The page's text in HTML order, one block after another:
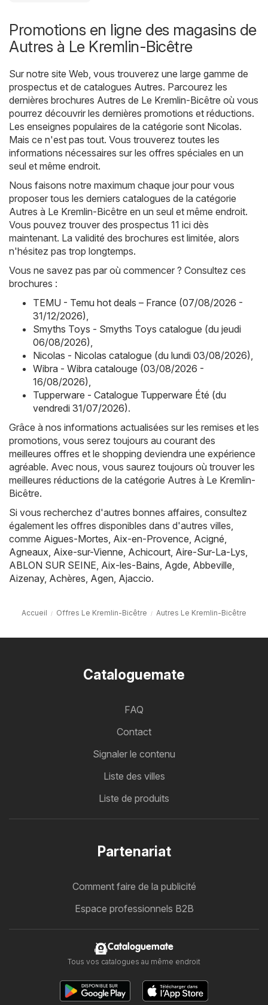
Promotions en ligne des magasins de
Autres à Le Kremlin-Bicêtre
Sur notre site Web, vous trouverez une large gamme de
prospectus et de catalogues Autres. Parcourez les
dernières brochures Autres de Le Kremlin-Bicêtre où vous
pourrez découvrir les dernières promotions et réductions.
Les enseignes populaires de la catégorie sont Nicolas.
Mais ce n'est pas tout. Vous trouverez toutes les
informations nécessaires sur les offres spéciales en un
seul et même endroit.
Nous faisons notre maximum chaque jour pour vous
proposer tous les derniers catalogues de la catégorie
Autres à Le Kremlin-Bicêtre en un seul et même endroit.
Vous pouvez trouver des prospectus 11 ici dès
maintenant. La validité des brochures est limitée, alors
n'hésitez pas trop longtemps.
Vous ne savez pas par où commencer ? Consultez ces
brochures :
TEMU - Temu hot deals – France (07/08/2026 -
31/12/2026),
Smyths Toys - Smyths Toys catalogue (du jeudi
06/08/2026),
Nicolas - Nicolas catalogue (du lundi 03/08/2026),
Wibra - Wibra catalouge (03/08/2026 -
16/08/2026),
Tupperware - Catalogue Tupperware Été (du
vendredi 31/07/2026).
Grâce à nos informations actualisées sur les remises et les
promotions, vous serez toujours au courant des
meilleures offres et le shopping deviendra une expérience
agréable. Avec nous, vous saurez toujours où trouver les
meilleures réductions de la catégorie Autres à Le Kremlin-
Bicêtre.
Si vous recherchez d'autres bonnes affaires, consultez
également les offres disponibles dans d'autres villes,
comme Aigues-Mortes, Aix-en-Provence, Acigné,
Agneaux, Aixe-sur-Vienne, Achicourt, Aire-Sur-La-Lys,
ABLON SUR SEINE, Aix-les-Bains, Agde, Abbeville,
Aizenay, Achères, Agen, Ajaccio.
Accueil Offres Le Kremlin-Bicêtre Autres Le Kremlin-Bicêtre
Cataloguemate
FAQ
Contact
Signaler le contenu
Liste des villes
Liste de produits
Partenariat
Comment faire de la publicité
Espace professionnels B2B
Cataloguemate
Tous vos catalogues au même endroit